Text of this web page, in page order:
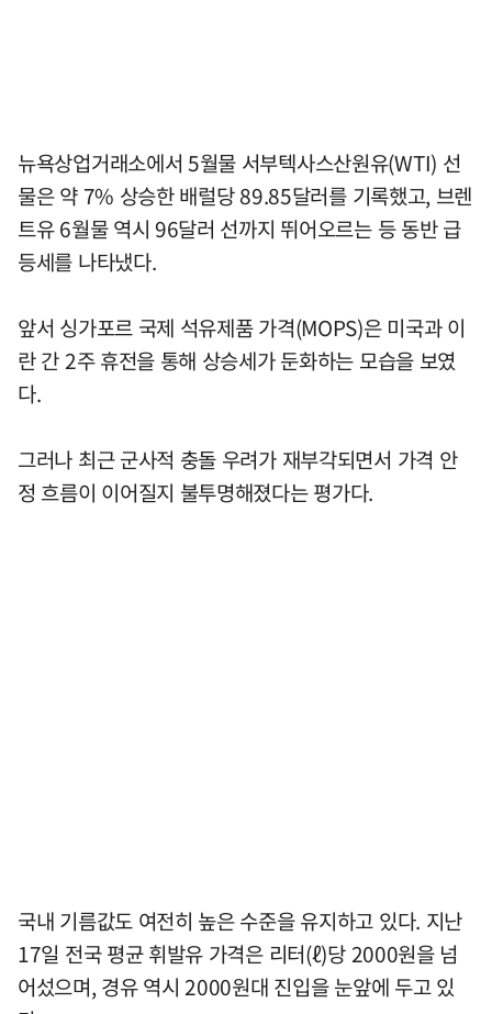
뉴욕상업거래소에서 5월물 서부텍사스산원유(WTI) 선
물은 약 7% 상승한 배럴당 89.85달러를 기록했고, 브렌
트유 6월물 역시 96달러 선까지 뛰어오르는 등 동반 급
등세를 나타냈다.
앞서 싱가포르 국제 석유제품 가격(MOPS)은 미국과 이
란 간 2주 휴전을 통해 상승세가 둔화하는 모습을 보였
다.
그러나 최근 군사적 충돌 우려가 재부각되면서 가격 안
정 흐름이 이어질지 불투명해졌다는 평가다.
국내 기름값도 여전히 높은 수준을 유지하고 있다. 지난
17일 전국 평균 휘발유 가격은 리터(ℓ)당 2000원을 넘
어섰으며, 경유 역시 2000원대 진입을 눈앞에 두고 있